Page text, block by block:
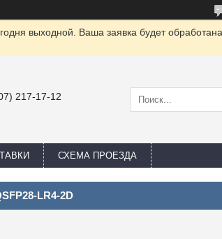
выходной. Ваша заявка будет
217-17-12
СХЕМА ПРОЕЗДА
LR4-2D